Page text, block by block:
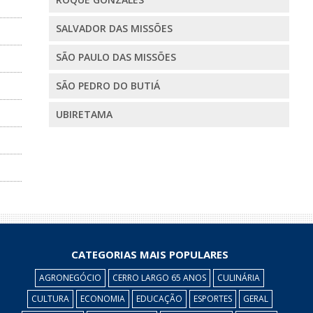
SALVADOR DAS MISSÕES
SÃO PAULO DAS MISSÕES
SÃO PEDRO DO BUTIÁ
UBIRETAMA
CATEGORIAS MAIS POPULARES
AGRONEGÓCIO CERRO LARGO 65 ANOS
CULINÁRIA
CULTURA
ECONOMIA EDUCAÇÃO ESPORTES GERAL